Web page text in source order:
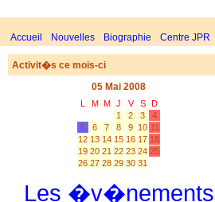
Accueil Nouvelles Biographie Centre JPR
Activit�s ce mois-ci
05 Mai 2008
L M M J V S
D
1
2 3
4
5
6 7 8 9 10 11
12 13 14 15 16 17 18
19 20 21 22 23 24 25
26 27 28 29 30 31
Les �v�nements